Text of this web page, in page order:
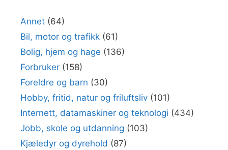
Annet (64)
Bil, motor og trafikk (61)
Bolig, hjem og hage (136)
Forbruker (158)
Foreldre og barn (30)
Hobby, fritid, natur og friluftsliv (101)
Internett, datamaskiner og teknologi (434)
Jobb, skole og utdanning (103)
Kjæledyr og dyrehold (87)